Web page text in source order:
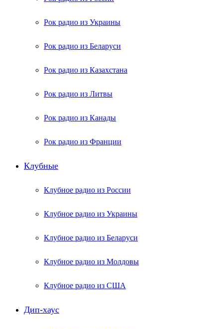
Рок радио из Украины
Рок радио из Беларуси
Рок радио из Казахстана
Рок радио из Литвы
Рок радио из Канады
Рок радио из Франции
Клубные
Клубное радио из России
Клубное радио из Украины
Клубное радио из Беларуси
Клубное радио из Молдовы
Клубное радио из США
Дип-хаус